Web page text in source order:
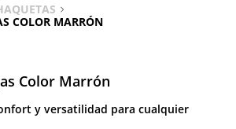
COLOR MARRÓN
Color Marrón
y versatilidad para cualquier